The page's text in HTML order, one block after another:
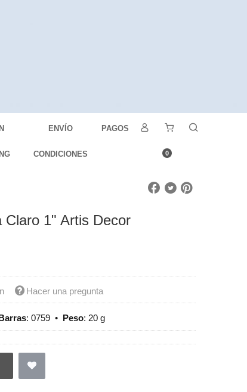
ENVÍO
CONDICIONES
PAGOS
0
Claro 1" Artis Decor
Hacer una pregunta
:0759 • Peso: 20 g